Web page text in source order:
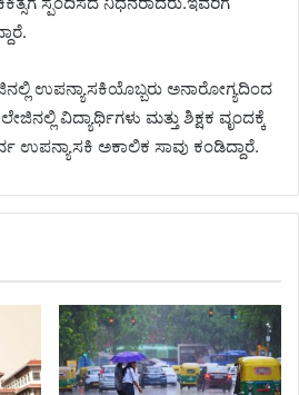
ಉಪನ್ಯಾಸಕಿಯೊಬ್ಬರು ಅನಾರೋಗ್ಯದಿಂದ
ವಿದ್ಯಾರ್ಥಿಗಳು ಮತ್ತು ಶಿಕ್ಷಕ ವೃಂದಕ್ಕೆ
ಉಪನ್ಯಾಸಕಿ ಅಕಾಲಿಕ ಸಾವು ಕಂಡಿದ್ದಾರೆ.